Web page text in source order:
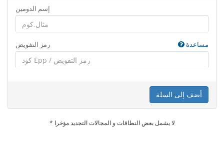
إسم الدومين
رمز التفويض مساعدة
أضف إلى السلة
* لا يشمل بعض النطاقات و المجالات التجديد مؤخرا